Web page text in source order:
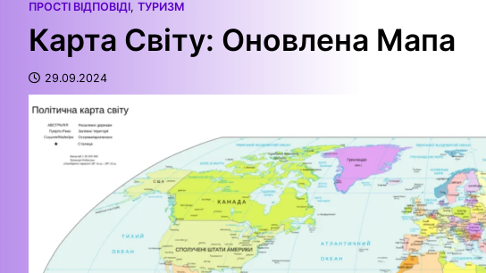
ПРОСТІ ВІДПОВІДІ, ТУРИЗМ
Карта Світу: Оновлена Мапа
29.09.2024